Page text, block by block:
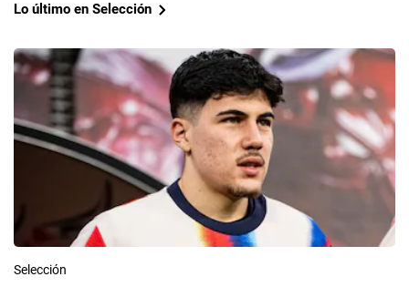
Lo último en Selección
Selección